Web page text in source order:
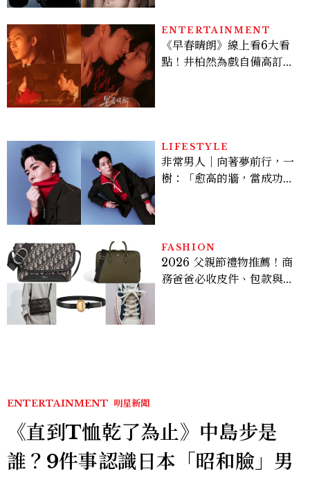
ENTERTAINMENT
《早春晴朗》線上看6大看
點！井柏然為戲自備高訂，
LIFESTYLE
非常男人｜向著夢前行，一
樹：「愈高的牆，當成功爬
FASHION
2026 父親節禮物推薦！商
務爸爸必收皮件、包款與鞋
ENTERTAINMENT 明星新聞
《直到T恤乾了為止》中島步是
誰？9件事認識日本「昭和臉」男